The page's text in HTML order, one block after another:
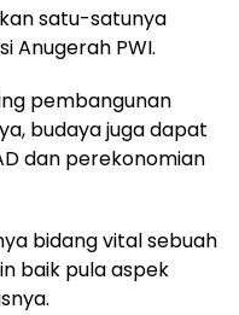
satu-satunya
Anugerah PWI.
pembangunan
budaya juga dapat
dan perekonomian
bidang vital sebuah
baik pula aspek